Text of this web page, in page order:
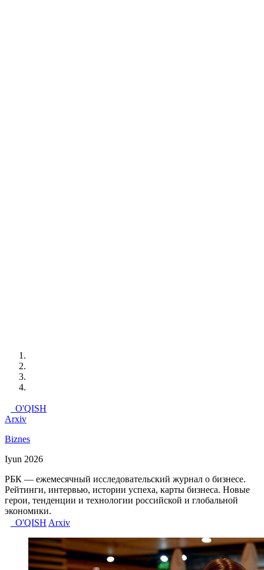
O'QISH
Arxiv
Biznes
Iyun 2026
РБК — ежемесячный исследовательский журнал о бизнесе.
Рейтинги, интервью, истории успеха, карты бизнеса. Новые
герои, тенденции и технологии российской и глобальной
экономики.
O'QISH Arxiv